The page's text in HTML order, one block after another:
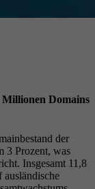
Domains
der
3 Prozent, was
Insgesamt 11,8
ausländische